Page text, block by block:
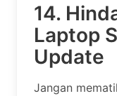
14.
Laptop
Update
Jangan